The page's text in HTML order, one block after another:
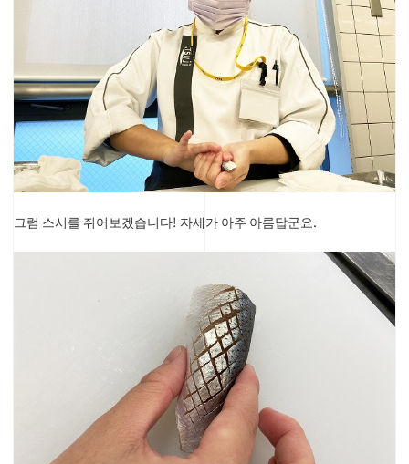
그럼 스시를 쥐어보겠습니다! 자세가 아주 아름답군요.